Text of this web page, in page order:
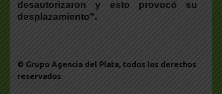
desautorizaron y esto provocó su
desplazamiento”.
© Grupo Agencia del Plata, todos los derechos
reservados